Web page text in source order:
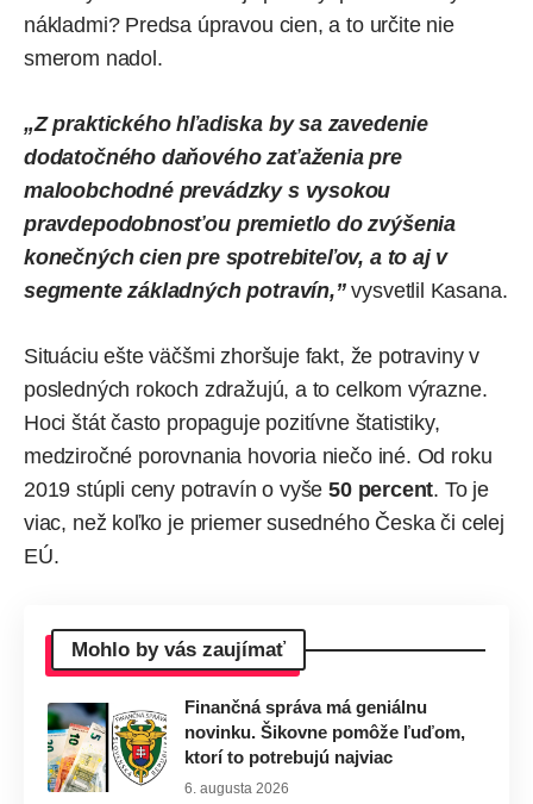
nákladmi? Predsa úpravou cien, a to určite nie
smerom nadol.
„Z praktického hľadiska by sa zavedenie
dodatočného daňového zaťaženia pre
maloobchodné prevádzky s vysokou
pravdepodobnosťou premietlo do zvýšenia
konečných cien pre spotrebiteľov, a to aj v
segmente základných potravín,”vysvetlil Kasana.
Situáciu ešte väčšmi zhoršuje fakt, že potraviny v
posledných rokoch zdražujú, a to celkom výrazne.
Hoci štát často propaguje pozitívne štatistiky,
medziročné porovnania hovoria niečo iné. Od roku
2019 stúpli ceny potravín o vyše 50 percent. To je
viac, než koľko je priemer susedného Česka či celej
EÚ.
Mohlo by vás zaujímať
Finančná správa má geniálnu
novinku. Šikovne pomôže ľuďom,
ktorí to potrebujú najviac
6. augusta 2026